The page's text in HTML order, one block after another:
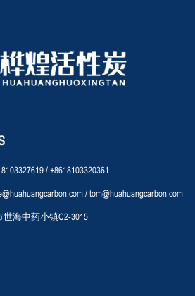
/ +8618103320361
/ tom@huahuangcarbon.com
世海中药小镇C2-3015